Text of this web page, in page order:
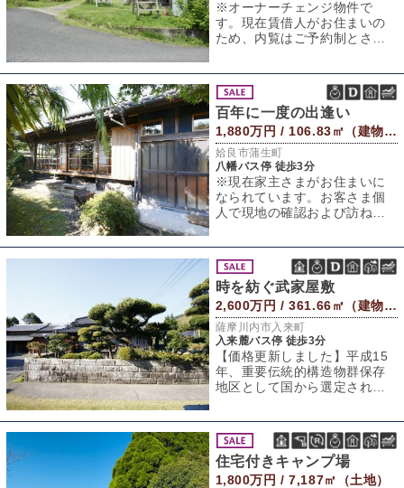
※オーナーチェンジ物件で
す。現在賃借人がお住まいの
ため、内覧はご予約制とさせ
百年に一度の出逢い
1,880万円 / 106.83㎡（建物） 631.7㎡（敷地）
姶良市蒲生町
八幡バス停 徒歩3分
※現在家主さまがお住まいに
なられています。お客さま個
人で現地の確認および訪ねて
きますようお願い
時を紡ぐ武家屋敷
2,600万円 / 361.66㎡（建物） 1,261㎡（敷地）
薩摩川内市入来町
入来麓バス停 徒歩3分
【価格更新しました】平成15
年、重要伝統的構造物群保存
地区として国から選定された
住宅付きキャンプ場
1,800万円 / 7,187㎡（土地）